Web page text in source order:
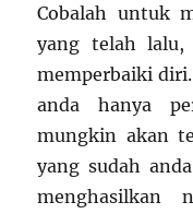
Cobalah untuk
yang telah lalu,
memperbaiki
anda hanya
mungkin akan
yang sudah